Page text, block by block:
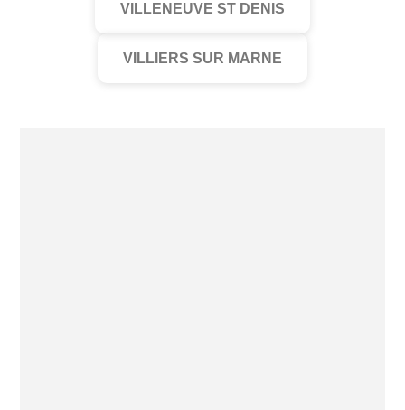
VILLENEUVE ST DENIS
VILLIERS SUR MARNE